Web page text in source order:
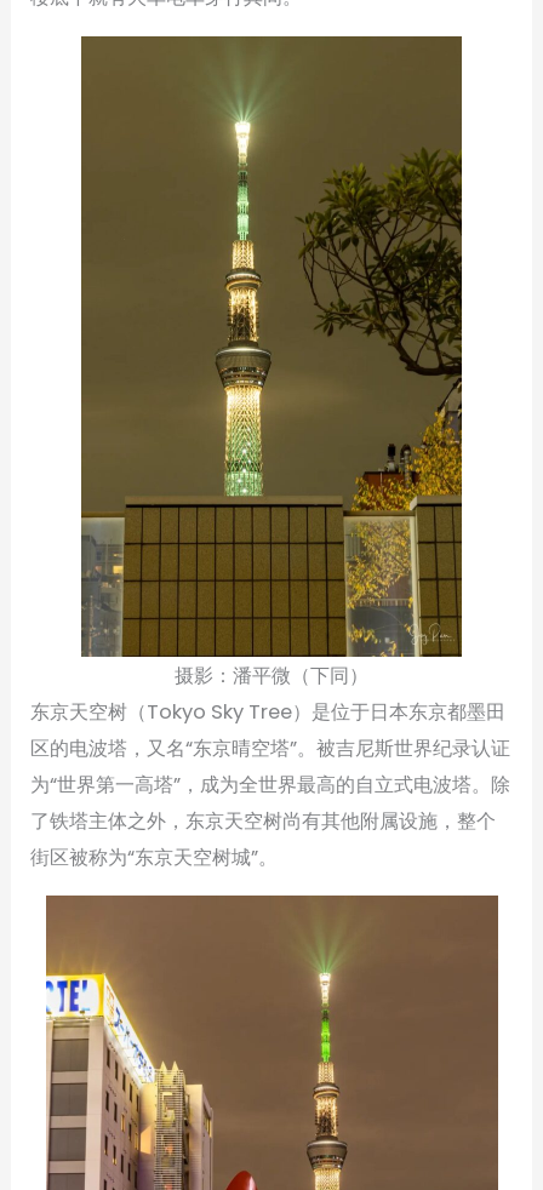
摄影：潘平微（下同）
东京天空树（Tokyo Sky Tree）是位于日本东京都墨田
区的电波塔，又名“东京晴空塔”。被吉尼斯世界纪录认证
为“世界第一高塔”，成为全世界最高的自立式电波塔。除
了铁塔主体之外，东京天空树尚有其他附属设施，整个
街区被称为“东京天空树城”。